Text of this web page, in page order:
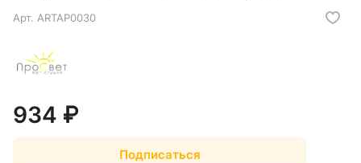
Арт. ARTAP0030
934 ₽
Подписаться